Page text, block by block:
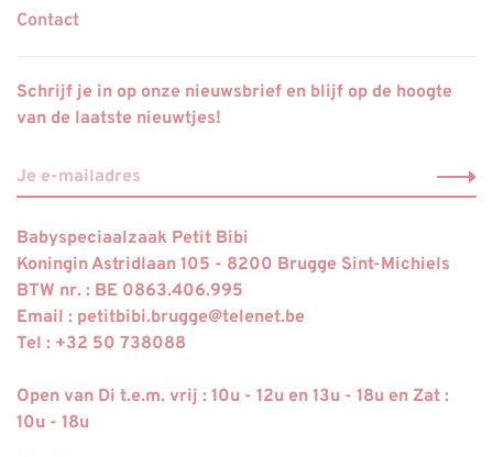
Contact
Schrijf je in op onze nieuwsbrief en blijf op de hoogte
van de laatste nieuwtjes!
Babyspeciaalzaak Petit Bibi
Koningin Astridlaan 105 - 8200 Brugge Sint-Michiels
BTW nr. : BE 0863.406.995
Email : petitbibi.brugge@telenet.be
Tel : +32 50 738088
Open van Di t.e.m. vrij : 10u - 12u en 13u - 18u en Zat :
10u - 18u